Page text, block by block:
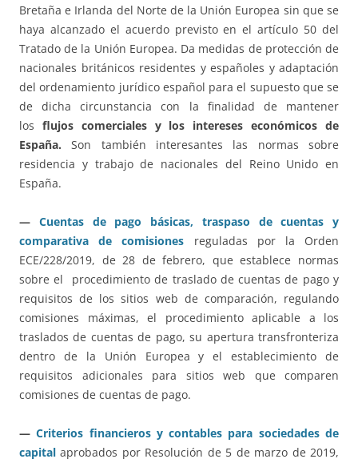
Bretaña e Irlanda del Norte de la Unión Europea sin que se
haya alcanzado el acuerdo previsto en el artículo 50 del
Tratado de la Unión Europea. Da medidas de protección de
nacionales británicos residentes y españoles y adaptación
del ordenamiento jurídico español para el supuesto que se
de dicha circunstancia con la finalidad de mantener
los flujos comerciales y los intereses económicos de
España.Son también interesantes las normas sobre
residencia y trabajo de nacionales del Reino Unido en
España.
— Cuentas de pago básicas, traspaso de cuentas y
comparativa de comisiones
reguladas por la Orden
ECE/228/2019, de 28 de febrero, que establece normas
sobre el procedimiento de traslado de cuentas de pago y
requisitos de los sitios web de comparación, regulando
comisiones máximas, el procedimiento aplicable a los
traslados de cuentas de pago, su apertura transfronteriza
dentro de la Unión Europea y el establecimiento de
requisitos adicionales para sitios web que comparen
comisiones de cuentas de pago.
—Criterios financieros y contables para sociedades de
capital aprobados por Resolución de 5 de marzo de 2019,